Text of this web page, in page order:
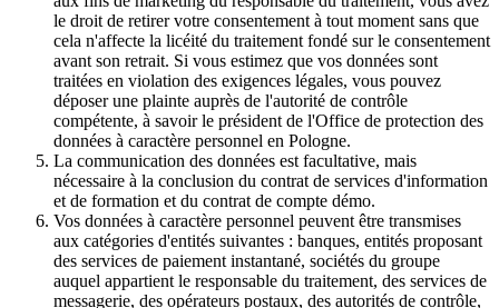
le droit de retirer votre consentement à tout moment sans que
cela n'affecte la licéité du traitement fondé sur le consentement
avant son retrait. Si vous estimez que vos données sont
traitées en violation des exigences légales, vous pouvez
déposer une plainte auprès de l'autorité de contrôle
compétente, à savoir le président de l'Office de protection des
données à caractère personnel en Pologne.
La communication des données est facultative, mais
nécessaire à la conclusion du contrat de services d'information
et de formation et du contrat de compte démo.
Vos données à caractère personnel peuvent être transmises
aux catégories d'entités suivantes : banques, entités proposant
des services de paiement instantané, sociétés du groupe
auquel appartient le responsable du traitement, des services de
messagerie, des opérateurs postaux, des autorités de contrôle,